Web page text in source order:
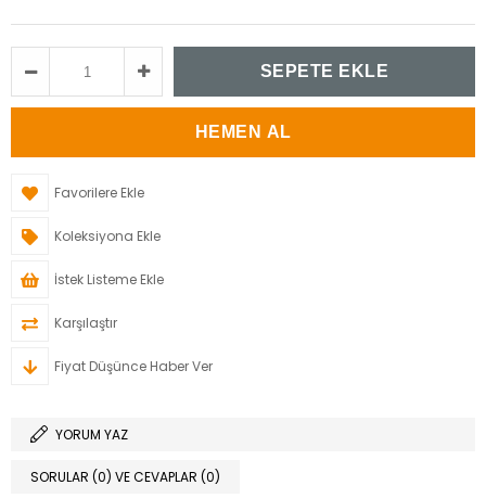
Favorilere Ekle
Koleksiyona Ekle
İstek Listeme Ekle
Karşılaştır
Fiyat Düşünce Haber Ver
YORUM YAZ
SORULAR (0) VE CEVAPLAR (0)